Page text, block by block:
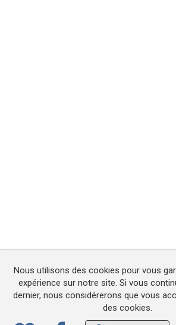
Nous utilisons des cookies pour vous
expérience sur notre site. Si vous
dernier, nous considérerons que vous
des cookies.